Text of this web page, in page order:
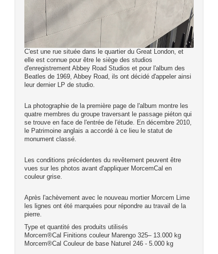
C'est une rue située dans le quartier du Great London, et
elle est connue pour être le siège des studios
d'enregistrement Abbey Road Studios et pour l'album des
Beatles de 1969, Abbey Road, ils ont décidé d'appeler ainsi
leur dernier LP de studio.
La photographie de la première page de l'album montre les
quatre membres du groupe traversant le passage piéton qui
se trouve en face de l'entrée de l'étude. En décembre 2010,
le Patrimoine anglais a accordé à ce lieu le statut de
monument classé.
Les conditions précédentes du revêtement peuvent être
vues sur les photos avant d'appliquer MorcemCal en
couleur grise.
Après l'achèvement avec le nouveau mortier Morcem Lime
les lignes ont été marquées pour répondre au travail de la
pierre.
Type et quantité des produits utilisés
Morcem®Cal Finitions couleur Marengo 325– 13.000 kg
Morcem®Cal Couleur de base Naturel 246 - 5.000 kg